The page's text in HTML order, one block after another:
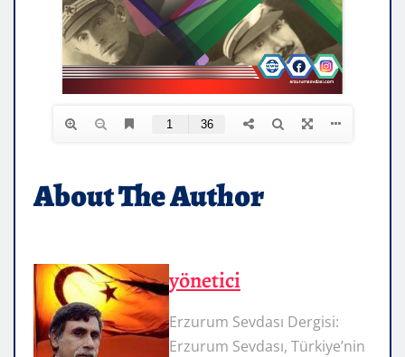
About The Author
yönetici
Erzurum Sevdası Dergisi:
Erzurum Sevdası, Türkiye’nin